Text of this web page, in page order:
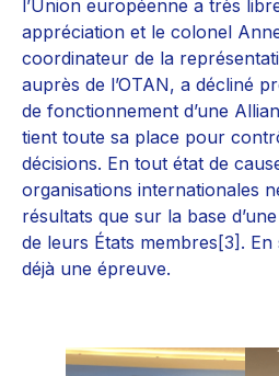
l’Union européenne a très
appréciation et le colonel
coordinateur de la
auprès de l’OTAN, a décliné
de fonctionnement d’une
tient toute sa place pour
décisions. En tout état de
organisations internationales
résultats que sur la base
de leurs États membres[3] . En
déjà une épreuve.